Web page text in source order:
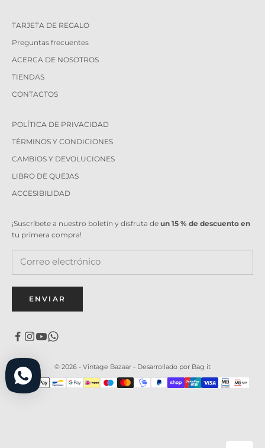
TARJETA DE REGALO
Preguntas frecuentes
ACERCA DE NOSOTROS
TIENDAS
CONTACTOS
POLÍTICA DE PRIVACIDAD
TÉRMINOS Y CONDICIONES
CAMBIOS Y DEVOLUCIONES
LIBRO DE QUEJAS
ACCESIBILIDAD
¡Suscríbete a nuestro boletín y disfruta de un 15 % de descuento en
tu primera compra!
ENVIAR
© 2026 - Vintage Bazaar - Desarrollado por Bag it